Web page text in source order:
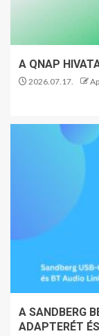
A QNAP
2026.07.17.
A SANDBERG
ADAPTERÉT